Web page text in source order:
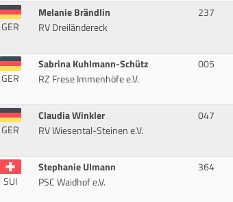
GER
Melanie Brändlin
RV Dreiländereck
237
GER
Sabrina Kuhlmann-Schütz
RZ Frese Immenhöfe e.V.
005
GER
Claudia Winkler
RV Wiesental-Steinen e.V.
047
SUI
Stephanie Ulmann
PSC Waidhof e.V.
364